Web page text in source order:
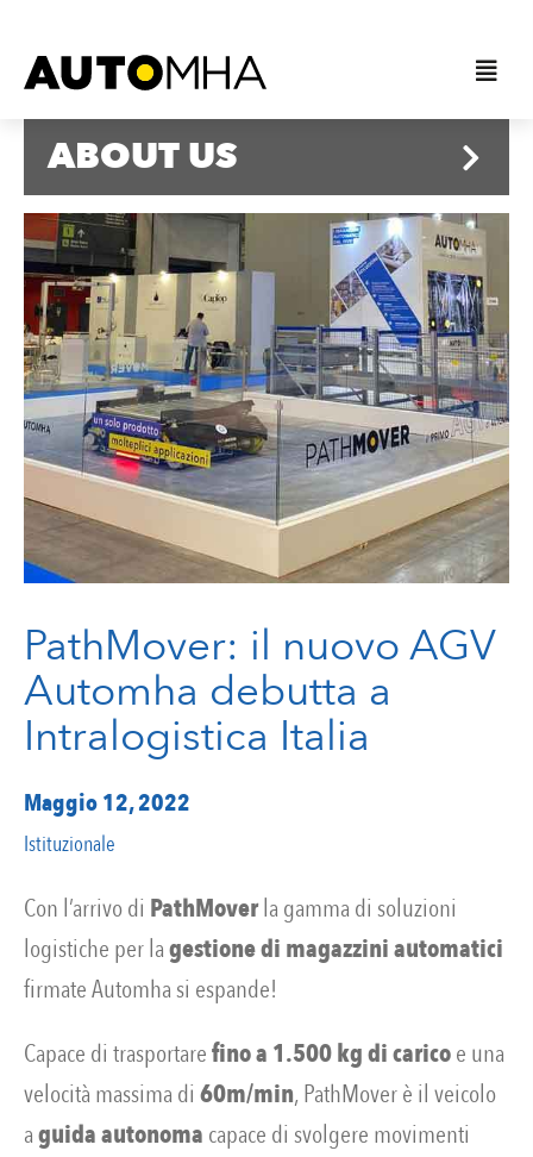
ABOUT US
PathMover: il nuovo AGV
Automha debutta a
Intralogistica Italia
Maggio 12, 2022
Istituzionale
Con l’arrivo di PathMoverla gamma di soluzioni
logistiche per lagestione di magazzini automatici
firmate Automha si espande!
Capace di trasportarefino a 1.500 kg di caricoe una
velocità massima di 60m/min, PathMover è il veicolo
aguida autonoma capace di svolgere movimenti